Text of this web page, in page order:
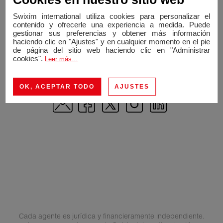
Rue du Mont Blanc, 5
1201 Genève, Suiza
+41 22 347 44 42
Retrouvez-nous !
Cada agente es jurídica y financieramente independiente.
Swixim international utiliza cookies para personalizar el
contenido y ofrecerle una experiencia a medida. Puede
gestionar sus preferencias y obtener más información
haciendo clic en "Ajustes" y en cualquier momento en el pie
de página del sitio web haciendo clic en "Administrar
cookies". Leer más...
OK, ACEPTAR TODO AJUSTES